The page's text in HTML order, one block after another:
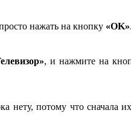
нажать на кнопку «OK».
, и нажмите на
нету, потому что сначала